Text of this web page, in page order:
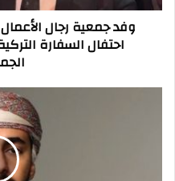
احتفال
السفارةوفد جمعية رجال
احتفال السفارة